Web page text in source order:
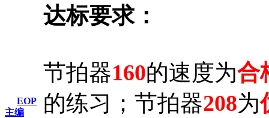
EOP
主编
达标要求：
节拍器160的速度为合
的练习；节拍器208为